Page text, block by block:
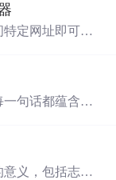
定网址即可获
句话都蕴含着
。
义，包括志之